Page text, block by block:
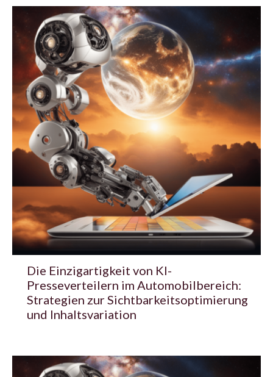
Die Einzigartigkeit von KI-
Presseverteilern im Automobilbereich:
Strategien zur Sichtbarkeitsoptimierung
und Inhaltsvariation